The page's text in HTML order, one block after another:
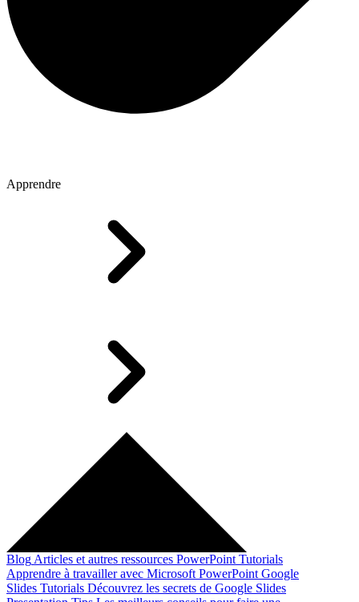
Apprendre
Blog Articles et autres ressources PowerPoint Tutorials
Apprendre à travailler avec Microsoft PowerPoint Google
Slides Tutorials Découvrez les secrets de Google Slides